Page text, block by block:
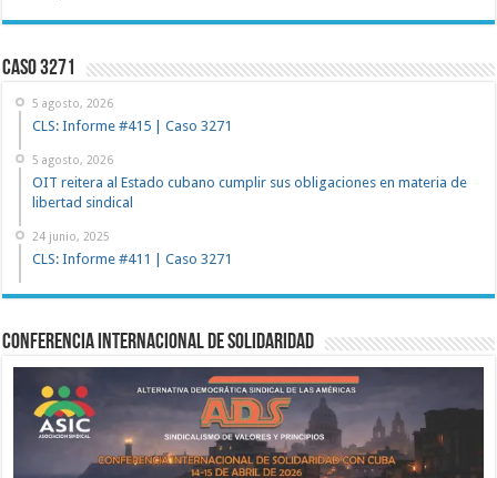
Caso 3271
5 agosto, 2026
CLS: Informe #415 | Caso 3271
5 agosto, 2026
OIT reitera al Estado cubano cumplir sus obligaciones en materia de
libertad sindical
24 junio, 2025
CLS: Informe #411 | Caso 3271
Conferencia Internacional de Solidaridad